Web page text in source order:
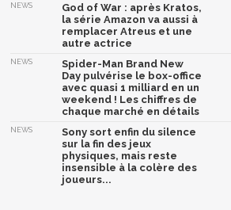
NEWS
God of War : après Kratos,
la série Amazon va aussi à
remplacer Atreus et une
autre actrice
NEWS
Spider-Man Brand New
Day pulvérise le box-office
avec quasi 1 milliard en un
weekend ! Les chiffres de
chaque marché en détails
NEWS
Sony sort enfin du silence
sur la fin des jeux
physiques, mais reste
insensible à la colère des
joueurs...